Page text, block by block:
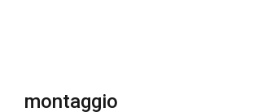
montaggio